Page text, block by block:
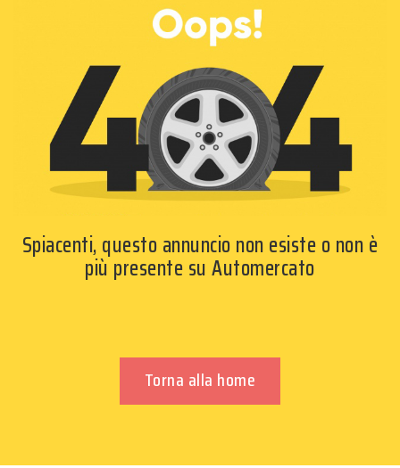
Spiacenti, questo annuncio non esiste o non è
più presente su Automercato
Torna alla home